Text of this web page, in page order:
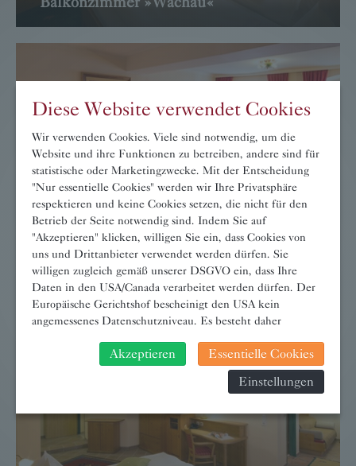
Landhauszimmer »Magdalena«
→ WEITER
Diese Website verwendet Cookies
Wir verwenden Cookies. Viele sind notwendig, um die
Website und ihre Funktionen zu betreiben, andere sind für
statistische oder Marketingzwecke. Mit der Entscheidung
"Nur essentielle Cookies" werden wir Ihre Privatsphäre
respektieren und keine Cookies setzen, die nicht für den
Betrieb der Seite notwendig sind. Indem Sie auf
"Akzeptieren" klicken, willigen Sie ein, dass Cookies von
uns und Drittanbieter verwendet werden dürfen. Sie
willigen zugleich gemäß unserer DSGVO ein, dass Ihre
Daten in den USA/Canada verarbeitet werden dürfen. Der
Europäische Gerichtshof bescheinigt den USA kein
angemessenes Datenschutzniveau. Es besteht daher
Behörden, zu Kontroll- und zu Überwachungszwecken,
verarbeitet werden und dagegen keine wirksamen
Rechtsbehelfe erhoben werden können. Zudem finden Sie
Einwilligung widerrufen und Widerspruch ausüben. Weitere
Infomationen finden Sie hier:
Datenschutzerklärung
Akzeptieren
Essentielle Cookies
Einstellungen